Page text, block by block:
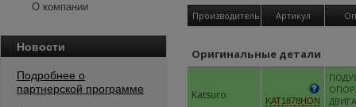
О компании
Новости
Подробнее о
партнерской программе
Производитель Артикул
Оригинальные детали
Katsuro KAT1878HON